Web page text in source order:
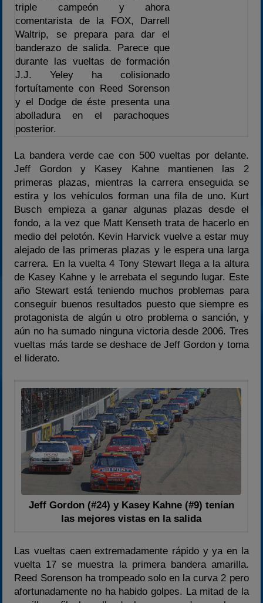
triple campeón y ahora
comentarista de la FOX, Darrell
Waltrip, se prepara para dar el
banderazo de salida. Parece que
durante las vueltas de formación
J.J. Yeley ha colisionado
fortuítamente con Reed Sorenson
y el Dodge de éste presenta una
abolladura en el parachoques
posterior.
La bandera verde cae con 500 vueltas por delante.
Jeff Gordon y Kasey Kahne mantienen las 2
primeras plazas, mientras la carrera enseguida se
estira y los vehículos forman una fila de uno. Kurt
Busch empieza a ganar algunas plazas desde el
fondo, a la vez que Matt Kenseth trata de hacerlo en
medio del pelotón. Kevin Harvick vuelve a estar muy
alejado de las primeras plazas y le espera una larga
carrera. En la vuelta 4 Tony Stewart llega a la altura
de Kasey Kahne y le arrebata el segundo lugar. Este
año Stewart está teniendo muchos problemas para
conseguir buenos resultados puesto que siempre es
protagonista de algún u otro problema o sanción, y
aún no ha sumado ninguna victoria desde 2006. Tres
vueltas más tarde se deshace de Jeff Gordon y toma
el liderato.
Jeff Gordon (#24) y Kasey Kahne (#9) tenían
las mejores vistas en la salida
Las vueltas caen extremadamente rápido y ya en la
vuelta 17 se muestra la primera bandera amarilla.
Reed Sorenson ha trompeado solo en la curva 2 pero
afortunadamente no ha habido golpes. La mitad de la